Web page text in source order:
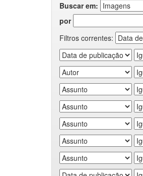
Buscar em:
por
Filtros correntes: